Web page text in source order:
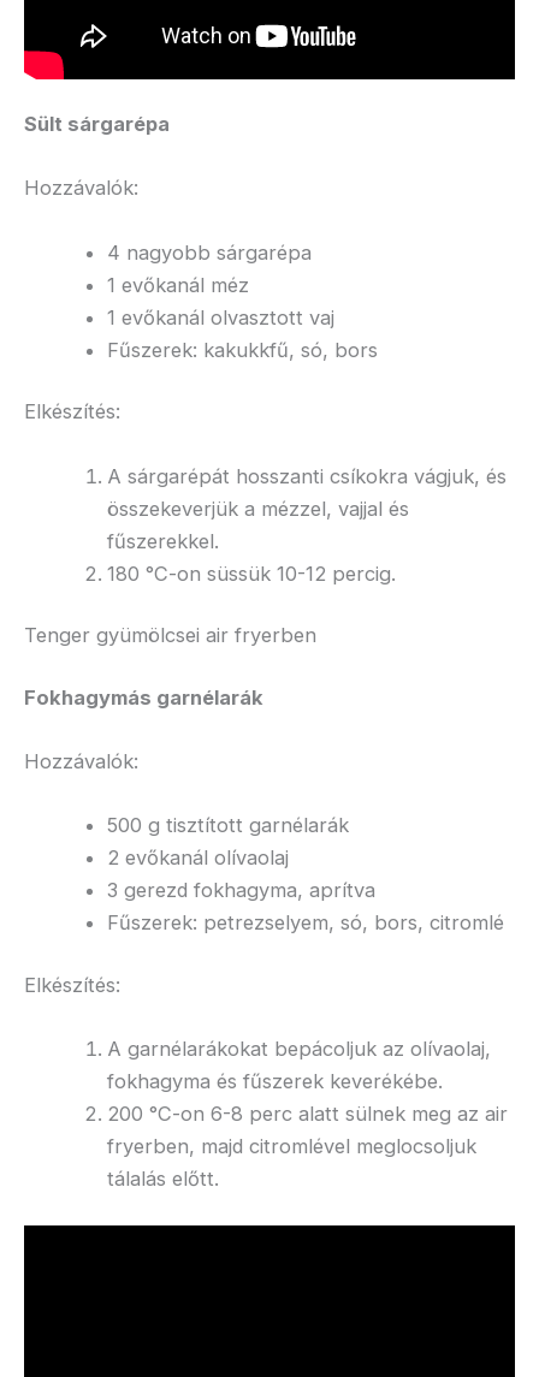
Sült sárgarépa
Hozzávalók:
4 nagyobb sárgarépa
1 evőkanál méz
1 evőkanál olvasztott vaj
Fűszerek: kakukkfű, só, bors
Elkészítés:
A sárgarépát hosszanti csíkokra vágjuk, és
összekeverjük a mézzel, vajjal és
fűszerekkel.
180 °C-on süssük 10-12 percig.
Tenger gyümölcsei air fryerben
Fokhagymás garnélarák
Hozzávalók:
500 g tisztított garnélarák
2 evőkanál olívaolaj
3 gerezd fokhagyma, aprítva
Fűszerek: petrezselyem, só, bors, citromlé
Elkészítés:
A garnélarákokat bepácoljuk az olívaolaj,
fokhagyma és fűszerek keverékébe.
200 °C-on 6-8 perc alatt sülnek meg az air
fryerben, majd citromlével meglocsoljuk
tálalás előtt.